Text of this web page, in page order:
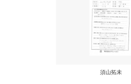
須山拓未